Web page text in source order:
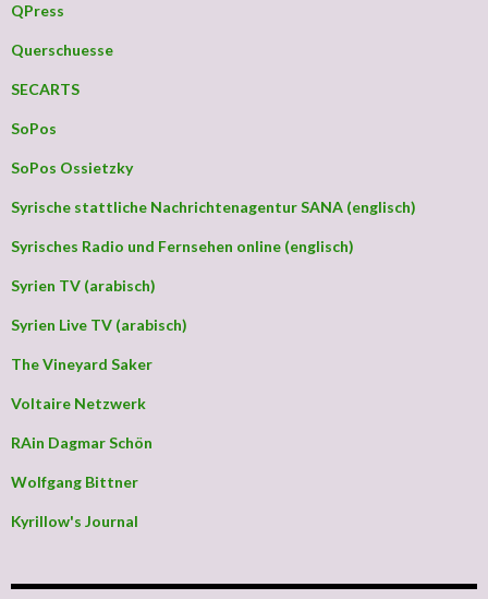
QPress
Querschuesse
SECARTS
SoPos
SoPos Ossietzky
Syrische stattliche Nachrichtenagentur SANA (englisch)
Syrisches Radio und Fernsehen online (englisch)
Syrien TV (arabisch)
Syrien Live TV (arabisch)
The Vineyard Saker
Voltaire Netzwerk
RAin Dagmar Schön
Wolfgang Bittner
Kyrillow's Journal